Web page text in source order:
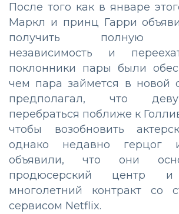
После того как в январе
Маркл и принц Гарри
получить полную
независимость и
поклонники пары были
чем пара займется в новой
предполагал, что
перебраться поближе к
чтобы возобновить
однако недавно герцог
объявили, что они
продюсерский центр и
многолетний контракт со
сервисом Netflix.